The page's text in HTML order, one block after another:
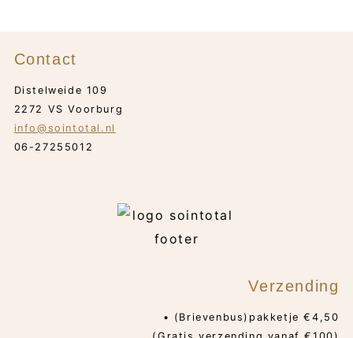
Contact
Distelweide 109
2272 VS Voorburg
info@sointotal.nl
06-27255012
Verzending
• (Brievenbus)pakketje €4,50